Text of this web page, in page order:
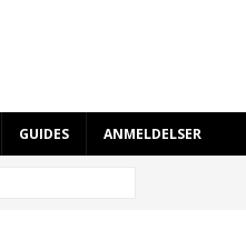
GUIDES ANMELDELSER